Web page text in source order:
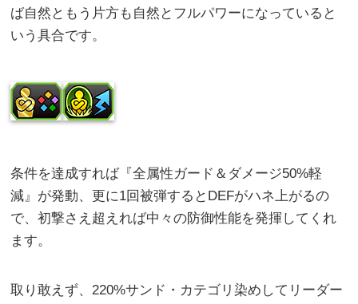
ば自然ともう片方も自然とフルパワーになっていると
いう具合です。
条件を達成すれば『全属性ガード＆ダメージ50%軽
減』が発動、更に1回被弾するとDEFがハネ上がるの
で、初撃さえ超えれば中々の防御性能を発揮してくれ
ます。
取り敢えず、220%サンド・カテゴリ染めしてリーダー